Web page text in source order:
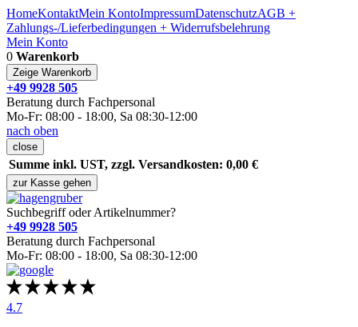
HomeKontaktMein KontoImpressumDatenschutzAGB +
Zahlungs-/Lieferbedingungen + Widerrufsbelehrung
Mein Konto
0 Warenkorb
Zeige Warenkorb
+49 9928 505
Beratung durch Fachpersonal
Mo-Fr: 08:00 - 18:00, Sa 08:30-12:00
nach oben
close
Summe inkl. UST, zzgl. Versandkosten: 0,00 €
zur Kasse gehen
Suchbegriff oder Artikelnummer?
+49 9928 505
Beratung durch Fachpersonal
Mo-Fr: 08:00 - 18:00, Sa 08:30-12:00
4.7